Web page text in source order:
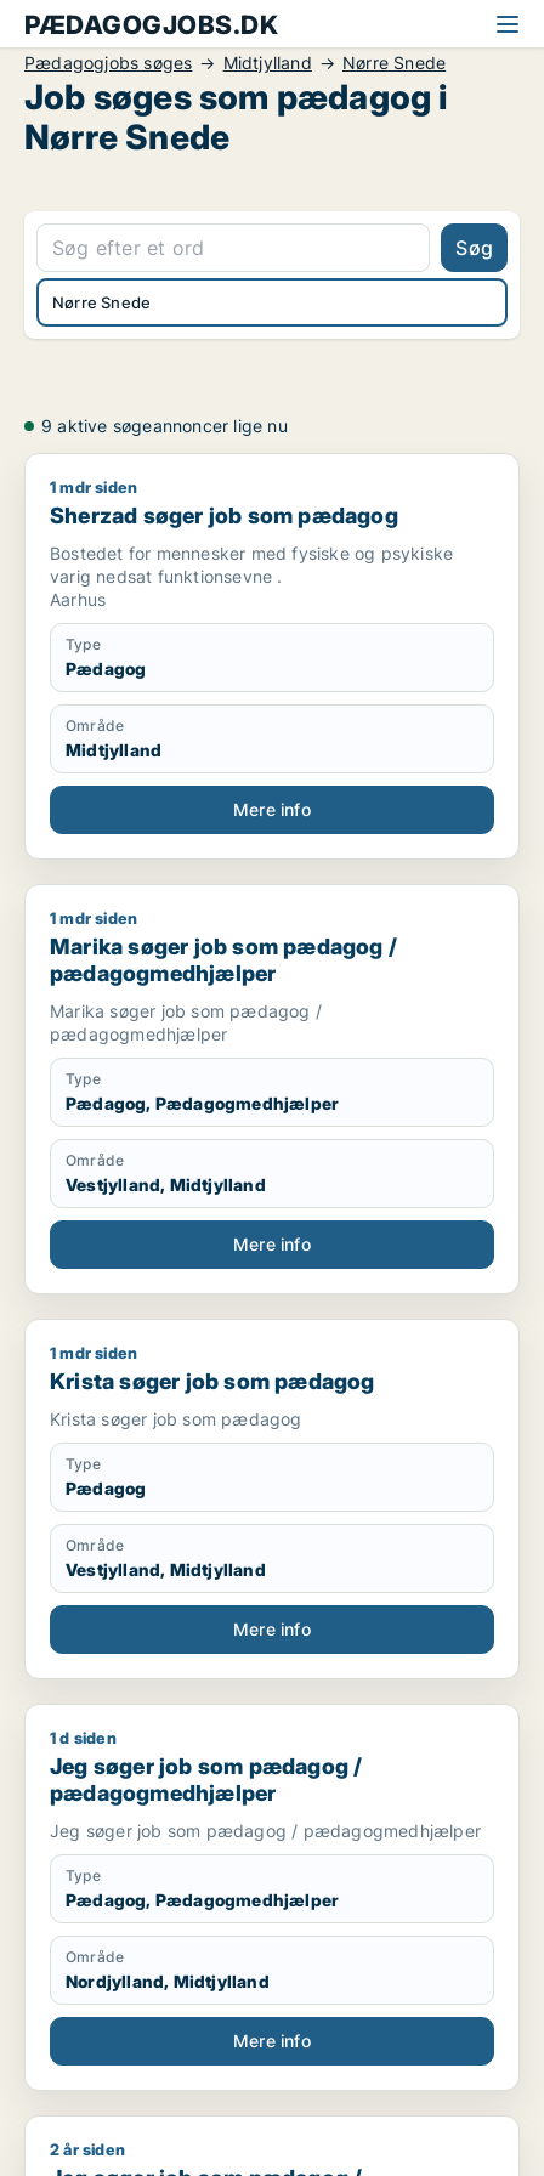
PÆDAGOGJOBS.DK
Pædagogjobs søges Midtjylland Nørre Snede
Job søges som pædagog i
Nørre Snede
Søg
Nørre Snede
9 aktive søgeannoncer lige nu
Sherzad søger job som pædagog
1 mdr siden
Sherzad søger job som pædagog
Bostedet for mennesker med fysiske og psykiske
varig nedsat funktionsevne .
Aarhus
Type
Pædagog
Område
Midtjylland
Mere info
Marika søger job som pædagog / pædagogmedhjælper
1 mdr siden
Marika søger job som pædagog /
pædagogmedhjælper
Marika søger job som pædagog /
pædagogmedhjælper
Type
Pædagog, Pædagogmedhjælper
Område
Vestjylland, Midtjylland
Mere info
Krista søger job som pædagog
1 mdr siden
Krista søger job som pædagog
Krista søger job som pædagog
Type
Pædagog
Område
Vestjylland, Midtjylland
Mere info
Jeg søger job som pædagog / pædagogmedhjælper
1 d siden
Jeg søger job som pædagog /
pædagogmedhjælper
Jeg søger job som pædagog / pædagogmedhjælper
Type
Pædagog, Pædagogmedhjælper
Område
Nordjylland, Midtjylland
Mere info
Jeg søger job som pædagog / pædagogmedhjælper /
2 år siden